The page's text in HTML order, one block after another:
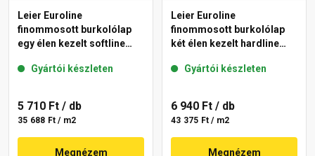
Leier Euroline
finommosott burkolólap
egy élen kezelt softline
Gyártói készleten
5 710 Ft / db
35 688 Ft / m2
Megnézem
Leier Euroline
finommosott burkolólap
két élen kezelt hardline
Gyártói készleten
6 940 Ft / db
43 375 Ft / m2
Megnézem